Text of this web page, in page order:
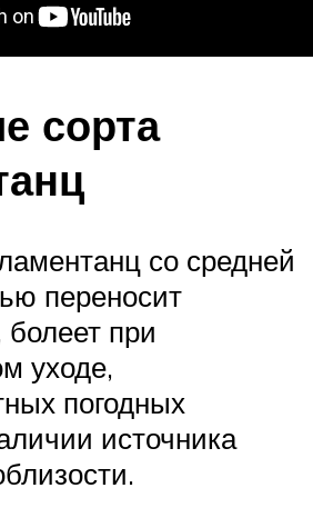
сорта
со средней
переносит
при
уходе,
погодных
источника